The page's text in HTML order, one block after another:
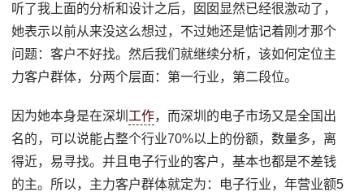
听了我上面的分析和设计之后，囡囡显然已经很激动了，
她表示以前从来没这么想过，不过她还是惦记着刚才那个
问题：客户不好找。然后我们就继续分析，该如何定位主
力客户群体，分两个层面：第一行业，第二段位。
因为她本身是在深圳 工作，而深圳的电子市场又是全国出
名的，可以说能占整个行业70%以上的份额，数量多，离
得近，易寻找。并且电子行业的客户，基本也都是不差钱
的主。所以，主力客户群体就定为：电子行业，年营业额5